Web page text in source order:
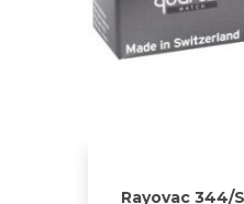
Rayovac 344/